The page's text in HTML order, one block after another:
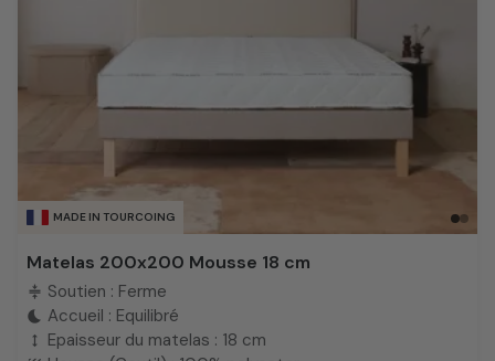
MADE IN TOURCOING
Matelas 200x200 Mousse 18 cm
compress Soutien : Ferme
bedtime Accueil : Equilibré
height Epaisseur du matelas : 18 cm